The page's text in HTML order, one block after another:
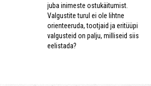
juba inimeste ostukäitumist.
Valgustite turul ei ole lihtne
orienteeruda, tootjaid ja eritüüpi
valgusteid on palju, milliseid siis
eelistada?